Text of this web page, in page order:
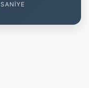
SANIYE